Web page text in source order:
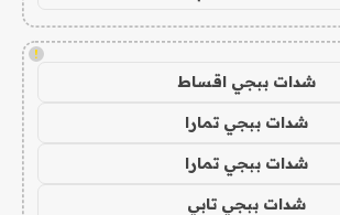
!
شدات ببجي اقساط
شدات ببجي تمارا
شدات ببجي تمارا
شدات ببجي تابي